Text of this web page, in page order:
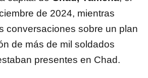
de 2024, mientras
conversaciones sobre un plan
de más de mil soldados
presentes en Chad.